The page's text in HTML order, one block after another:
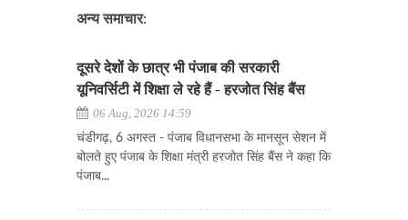
अन्य समाचार:
दूसरे देशों के छात्र भी पंजाब की सरकारी
यूनिवर्सिटी में शिक्षा ले रहे हैं - हरजोत सिंह बैंस
06 Aug, 2026 14:59
चंडीगढ़, 6 अगस्त - पंजाब विधानसभा के मानसून सेशन में
बोलते हुए पंजाब के शिक्षा मंत्री हरजोत सिंह बैंस ने कहा कि
पंजाब...